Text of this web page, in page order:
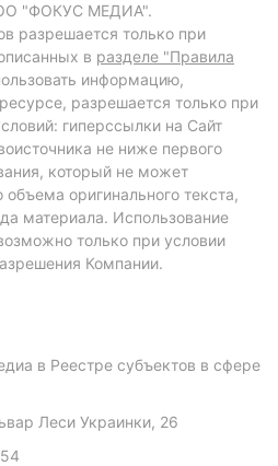
"ФОКУС МЕДИА".
разрешается только при
в разделе "Правила
информацию,
разрешается только при
гиперссылки на Сайт
не ниже первого
который не может
оригинального текста,
материала. Использование
только при условии
Компании.
в Реестре субъектов в сфере
Леси Украинки, 26